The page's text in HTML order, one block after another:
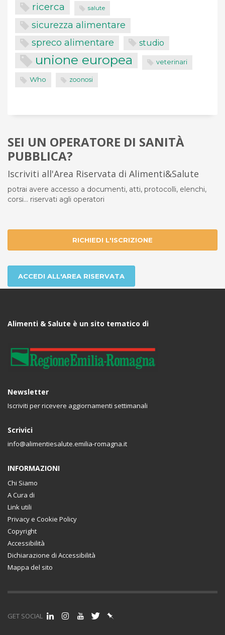
ricerca salute
sicurezza alimentare
spreco alimentare studio
unione europea veterinari
Who zoonosi
SEI UN OPERATORE DI SANITÀ
PUBBLICA?
Iscriviti all'Area Riservata di Alimenti&Salute
potrai avere accesso a documenti, atti, protocolli, elenchi,
corsi... riservati agli operatori
RICHIEDI L'ISCRIZIONE
ACCEDI ALL'AREA RISERVATA
Alimenti & Salute è un sito tematico di
Newsletter
Iscriviti per ricevere aggiornamenti settimanali
Scrivici
info@alimentiesalute.emilia-romagna.it
INFORMAZIONI
Chi Siamo
A Cura di
Link utili
Privacy e Cookie Policy
Copyright
Accessibilità
Dichiarazione di Accessibilità
Mappa del sito
GET SOCIAL